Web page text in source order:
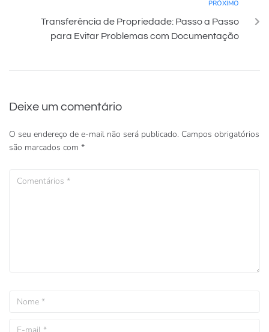
PRÓXIMO
Transferência de Propriedade: Passo a Passo
para Evitar Problemas com Documentação
Deixe um comentário
O seu endereço de e-mail não será publicado. Campos obrigatórios
são marcados com *